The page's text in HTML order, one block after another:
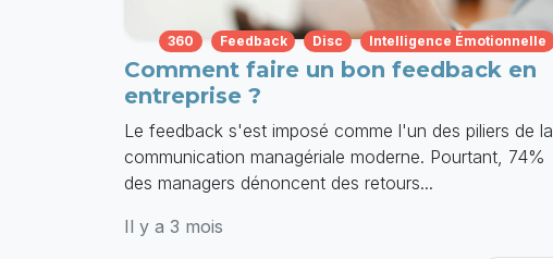
360 Feedback Disc Intelligence Émotionnelle
Comment faire un bon feedback en
entreprise ?
Le feedback s'est imposé comme l'un des piliers de la
communication managériale moderne. Pourtant, 74%
des managers dénoncent des retours...
Il y a 3 mois